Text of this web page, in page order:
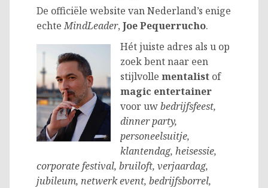
De officiële website van Nederland’s enige
echteMindLeader, Joe Pequerrucho.
Hét juiste adres als u op
zoek bent naar een
stijlvolle mentalist of
magic entertainer
voor uwbedrijfsfeest,
dinner party,
personeelsuitje,
klantendag, heisessie,
corporate festival, bruiloft, verjaardag,
jubileum, netwerk event, bedrijfsborrel,